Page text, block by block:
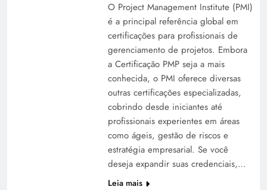
O Project Management Institute (PMI)
é a principal referência global em
certificações para profissionais de
gerenciamento de projetos. Embora
a Certificação PMP seja a mais
conhecida, o PMI oferece diversas
outras certificações especializadas,
cobrindo desde iniciantes até
profissionais experientes em áreas
como ágeis, gestão de riscos e
estratégia empresarial. Se você
deseja expandir suas credenciais,…
Leia mais